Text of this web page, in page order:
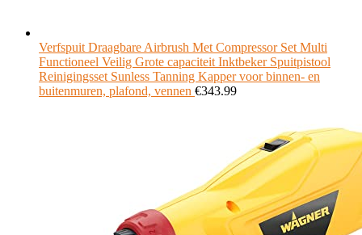
Verfspuit Draagbare Airbrush Met Compressor Set Multi
Functioneel Veilig Grote capaciteit Inktbeker Spuitpistool
Reinigingsset Sunless Tanning Kapper voor binnen- en
buitenmuren, plafond, vennen €343.99